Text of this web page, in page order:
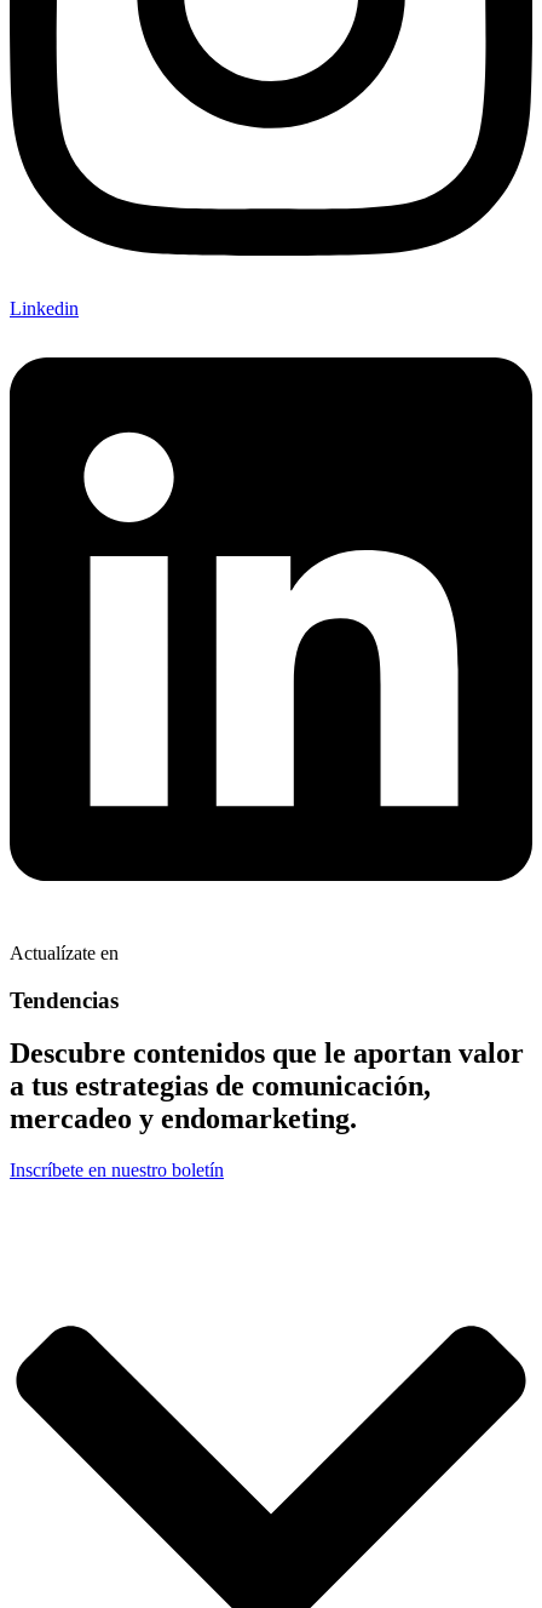
Linkedin
Actualízate en
Tendencias
Descubre contenidos que le aportan valor
a tus estrategias de comunicación,
mercadeo y endomarketing.
Inscríbete en nuestro boletín